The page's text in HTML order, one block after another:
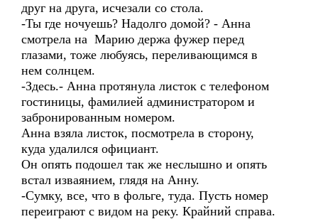
друг на друга, исчезали со стола.
-Ты где ночуешь? Надолго домой? - Анна
смотрела на Марию держа фужер перед
глазами, тоже любуясь, переливающимся в
нем солнцем.
-Здесь.- Анна протянула листок с телефоном
гостиницы, фамилией администратором и
забронированным номером.
Анна взяла листок, посмотрела в сторону,
куда удалился официант.
Он опять подошел так же неслышно и опять
встал изваянием, глядя на Анну.
-Сумку, все, что в фольге, туда. Пусть номер
переиграют с видом на реку. Крайний справа.